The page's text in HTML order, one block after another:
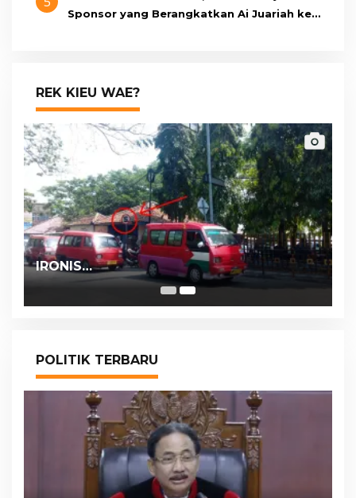
Sponsor yang Berangkatkan Ai Juariah ke
REK KIEU WAE?
IRONIS…
POLITIK TERBARU